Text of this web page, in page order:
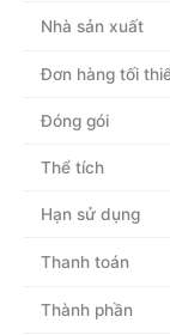
Nhà sản xuất
Đơn hàng tối
Đóng gói
Thể tích
Hạn sử dụng
Thanh toán
Thành phần